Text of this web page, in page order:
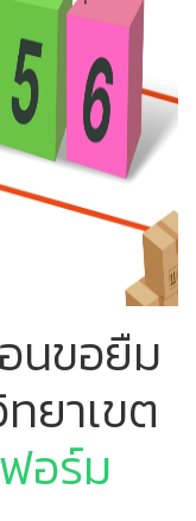
นขอยืม
ยาเขต
อร์ม